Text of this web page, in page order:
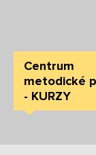
Centrum
metodické
- KURZY